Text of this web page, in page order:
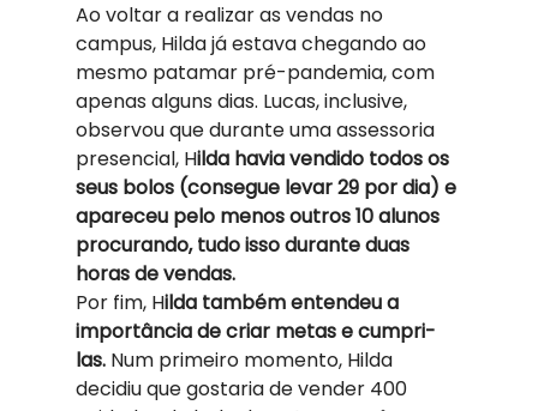
Ao voltar a realizar as vendas no
campus, Hilda já estava chegando ao
mesmo patamar pré-pandemia, com
apenas alguns dias. Lucas, inclusive,
observou que durante uma assessoria
presencial, Hilda havia vendido todos os
seus bolos (consegue levar 29 por dia) e
apareceu pelo menos outros 10 alunos
procurando, tudo isso durante duas
horas de vendas.
Por fim, Hilda também entendeu a
importância de criar metas e cumpri-
las. Num primeiro momento, Hilda
decidiu que gostaria de vender 400